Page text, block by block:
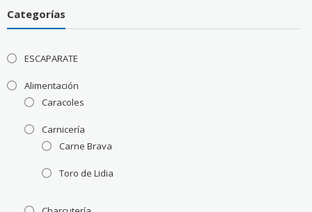
Categorías
ESCAPARATE
Alimentación
Caracoles
Carnicería
Carne Brava
Toro de Lidia